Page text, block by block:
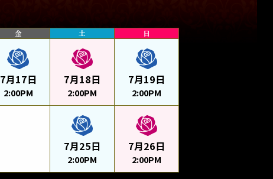
金 土 日
7月17日
2:00PM
7月18日
2:00PM
7月19日
2:00PM
7月25日
2:00PM
7月26日
2:00PM